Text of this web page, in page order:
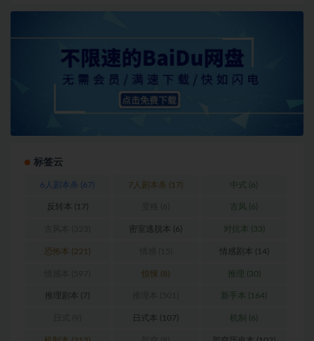
标签云
6人剧本杀 (67) 7人剧本杀 (17) 中式 (6)
反转本 (17) 古风 (6)
密室逃脱本 (6) 对抗本 (33)
恐怖本 (221) 情感剧本 (14)
惊悚 (8) 推理 (30)
推理剧本 (7) 新手本 (164)
日式本 (107) 机制 (6)